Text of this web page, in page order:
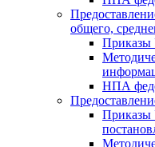
общего,
Приказы
НПА
Приказы